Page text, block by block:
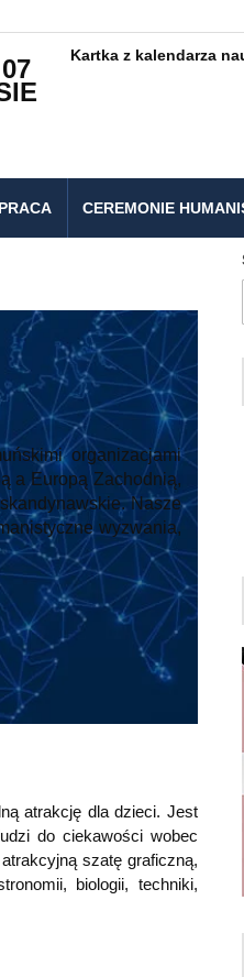
07 Kartka z kalendarza
CEREMONIE
organizacjami
a Europą Zachodnią,
Nasze
wyzwania,
atrakcję dla dzieci. Jest
do ciekawości wobec
szatę graficzną,
biologii, techniki,